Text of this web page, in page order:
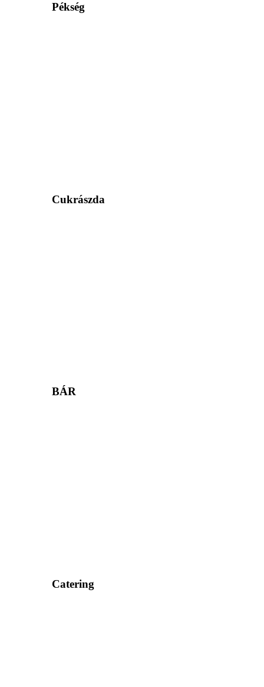
Pékség
Cukrászda
BÁR
Catering